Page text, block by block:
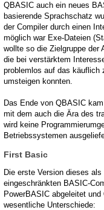
QBASIC auch ein neues
basierende Sprachschatz
der Compiler durch einen
möglich war Exe-Dateien
wollte so die Zielgruppe der
die bei verstärktem
problemlos auf das käuflich
umsteigen konnten.
Das Ende von QBASIC
mit dem auch die Ära des
wird keine
Betriebssystemen
First Basic
Die erste Version dieses
eingeschränkten BASIC-
PowerBASIC abgeleitet
wesentliche Unterschiede: